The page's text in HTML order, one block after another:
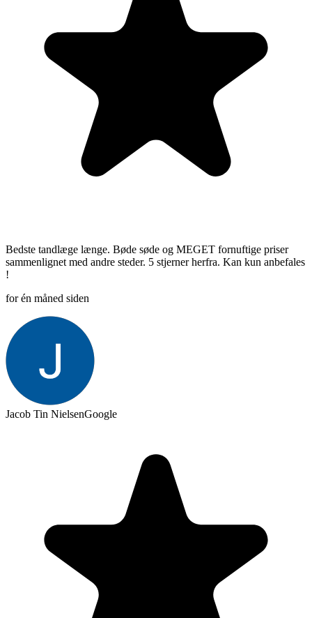
Bedste tandlæge længe. Bøde søde og MEGET fornuftige priser
sammenlignet med andre steder. 5 stjerner herfra. Kan kun anbefales
!
for én måned siden
Jacob Tin NielsenGoogle